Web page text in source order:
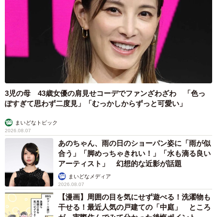
3児の母 43歳女優の肩見せコーデでファンざわざわ 「色っ
ぽすぎて思わず二度見」「むっかしからずっと可愛い」
まいどなトピック
2026.08.07
あのちゃん、雨の日のショーパン姿に「雨が似
合う」「脚めっちゃきれい！」「水も滴る良い
アーティスト」 幻想的な近影が話題
まいどなメディア
2026.08.07
【漫画】周囲の目を気にせず遊べる！洗濯物も
干せる！最近人気の戸建ての「中庭」 ところ